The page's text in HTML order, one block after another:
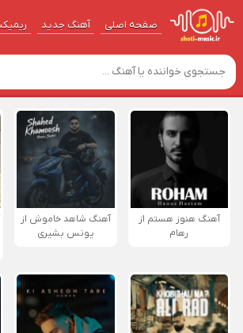
صفحه اصلی آهنگ‌ جدید
آهنگ هنوز هستم از
رهام
آهنگ شاهد خاموش از
یونس بشیری